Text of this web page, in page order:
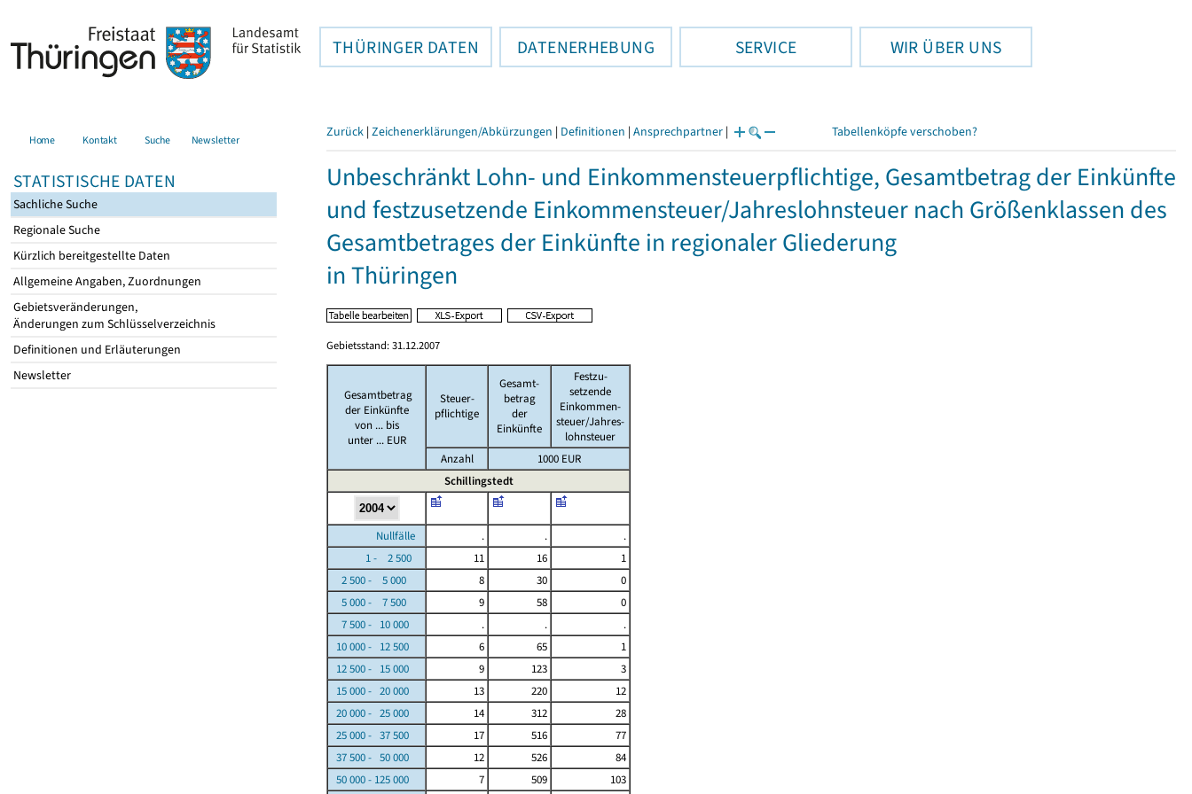
THÜRINGER DATEN DATENERHEBUNG SERVICE WIR ÜBER UNS
Home Kontakt Suche Newsletter
STATISTISCHE DATEN
Sachliche Suche
Regionale Suche
Kürzlich bereitgestellte Daten
Allgemeine Angaben, Zuordnungen
Gebietsveränderungen,
Änderungen zum Schlüsselverzeichnis
Definitionen und Erläuterungen
Newsletter
Zurück | Zeichenerklärungen/Abkürzungen | Definitionen | Ansprechpartner | Tabellenköpfe verschoben?
Unbeschränkt Lohn- und Einkommensteuerpflichtige, Gesamtbetrag der Einkünfte
und festzusetzende Einkommensteuer/Jahreslohnsteuer nach Größenklassen des
Gesamtbetrages der Einkünfte in regionaler Gliederung
in Thüringen
Gebietsstand: 31.12.2007
Gesamtbetrag
der Einkünfte
von ... bis
unter ... EUR
Steuer-
pflichtige
Gesamt-
betrag
der
Einkünfte
Festzu-
setzende
Einkommen-
steuer/Jahres-
lohnsteuer
Anzahl
1000 EUR
Schillingstedt
Nullfälle . .
.
1 - 2 500
11 16
1
2 500 - 5 000
8 30
0
5 000 - 7 500
9 58
0
7 500 - 10 000
. .
.
10 000 - 12 500
6 65
1
12 500 - 15 000
9 123
3
15 000 - 20 000
13 220
12
20 000 - 25 000
14 312
28
25 000 - 37 500
17 516
77
37 500 - 50 000
12 526
84
50 000 - 125 000
7 509 103